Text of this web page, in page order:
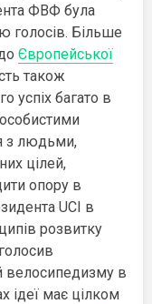
ФВФ була
голосів. Більше
Європейської
також
успіх багато в
з людьми,
цілей,
опору в
UCI в
розвитку
велосипедизму в
ідеї має цілком